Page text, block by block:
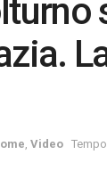
Video